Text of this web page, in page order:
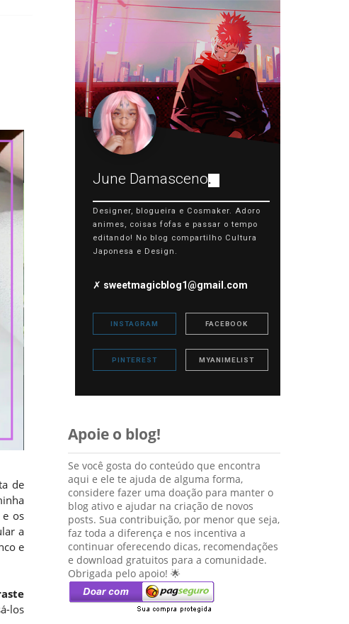
de
os
a
e
los
June Damasceno.
Designer, blogueira e Cosmaker. Adoro
animes, coisas fofas e passar o tempo
editando! No blog compartilho Cultura
Japonesa e Design.
✗ sweetmagicblog1@gmail.com
INSTAGRAM FACEBOOK
PINTEREST MYANIMELIST
Apoie o blog!
Se você gosta do conteúdo que encontra
aqui e ele te ajuda de alguma forma,
considere fazer uma doação para manter o
blog ativo e ajudar na criação de novos
posts. Sua contribuição, por menor que seja,
faz toda a diferença e nos incentiva a
continuar oferecendo dicas, recomendações
e download gratuitos para a comunidade.
Obrigada pelo apoio! 🌟